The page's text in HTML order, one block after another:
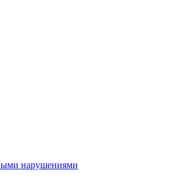
нарушениями